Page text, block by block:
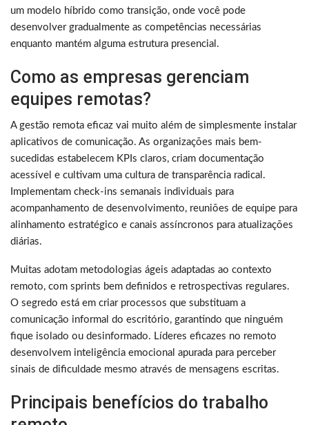
um modelo híbrido como transição, onde você pode
desenvolver gradualmente as competências necessárias
enquanto mantém alguma estrutura presencial.
Como as empresas gerenciam
equipes remotas?
A gestão remota eficaz vai muito além de simplesmente instalar
aplicativos de comunicação. As organizações mais bem-
sucedidas estabelecem KPIs claros, criam documentação
acessível e cultivam uma cultura de transparência radical.
Implementam check-ins semanais individuais para
acompanhamento de desenvolvimento, reuniões de equipe para
alinhamento estratégico e canais assíncronos para atualizações
diárias.
Muitas adotam metodologias ágeis adaptadas ao contexto
remoto, com sprints bem definidos e retrospectivas regulares.
O segredo está em criar processos que substituam a
comunicação informal do escritório, garantindo que ninguém
fique isolado ou desinformado. Líderes eficazes no remoto
desenvolvem inteligência emocional apurada para perceber
sinais de dificuldade mesmo através de mensagens escritas.
Principais benefícios do trabalho